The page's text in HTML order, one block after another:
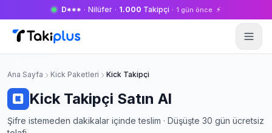
D*** · Nilüfer · 1.000 Takipçi · 1 gün önce ⚡
Anasayfa
Ana Sayfa Kick Paketleri Kick Takipçi
Kick Takipçi Satın Al
Şifre istemeden dakikalar içinde teslim · Düşüşte 30 gün ücretsiz